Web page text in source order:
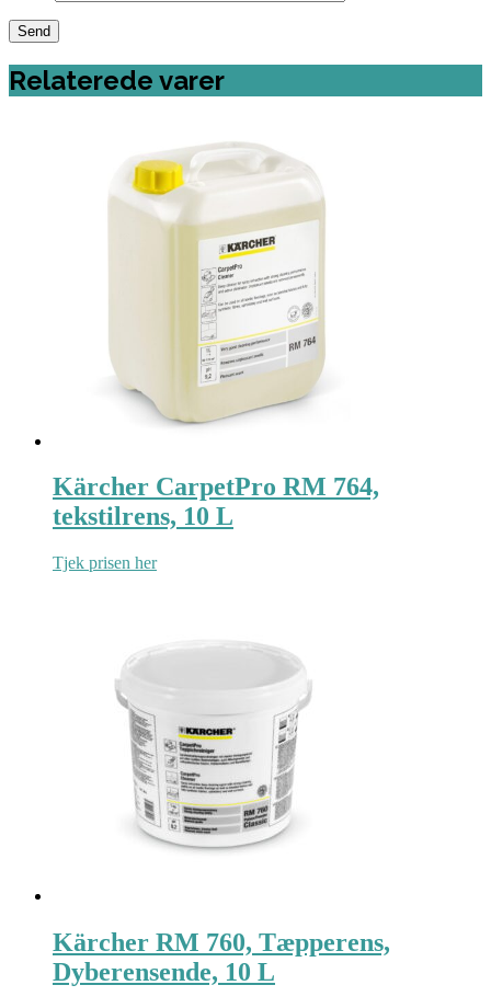
Relaterede varer
Kärcher CarpetPro RM 764,
tekstilrens, 10 L
Tjek prisen her
Kärcher RM 760, Tæpperens,
Dyberensende, 10 L